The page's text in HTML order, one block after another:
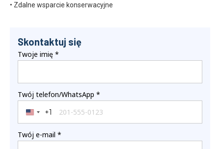
• Zdalne wsparcie konserwacyjne
Skontaktuj się
Twoje imię *
Twój telefon/WhatsApp *
United States +1
+1
Twój e-mail *